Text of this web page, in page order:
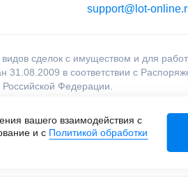
support@lot-
сделок с имуществом и для
в соответствии с
Федерации.
защищены.
вашего взаимодействия с
и с Политикой обработки